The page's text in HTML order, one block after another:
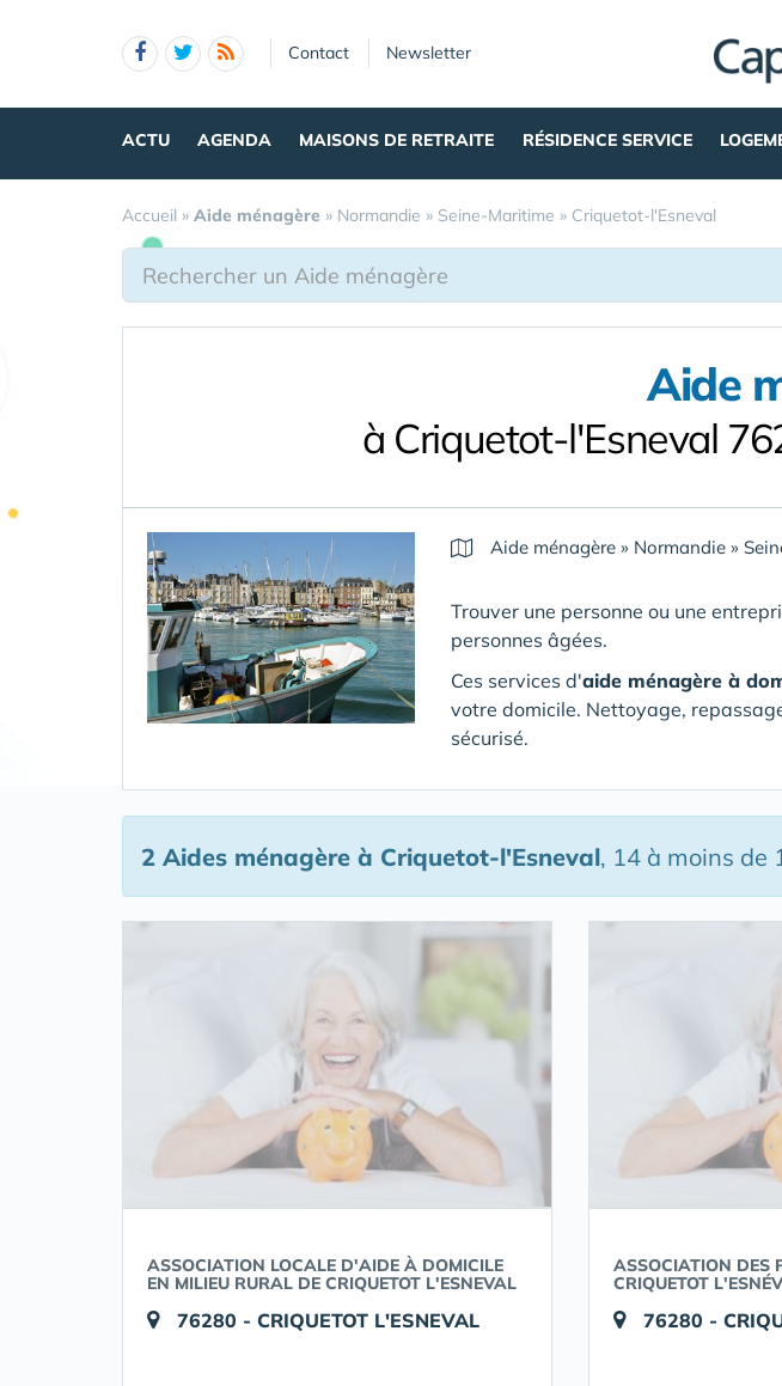
Contact Newsletter
ACTU AGENDA MAISONS DE RETRAITE RÉSIDENCE SERVICE
Accueil » Aide ménagère » Normandie » Seine-Maritime » Criquetot-l'Esneval
Aide
à Criquetot-l'Esneval
Aide ménagère » Normandie »
Trouver une personne ou une
personnes âgées.
Ces services d'aide ménagère à
votre domicile. Nettoyage,
sécurisé.
2 Aides ménagère à Criquetot-l'Esneval, 14 à moins de
ASSOCIATION LOCALE D'AIDE À DOMICILE
EN MILIEU RURAL DE CRIQUETOT L'ESNEVAL
76280 - CRIQUETOT L'ESNEVAL
ASSOCIATION DES
CRIQUETOT
76280 -